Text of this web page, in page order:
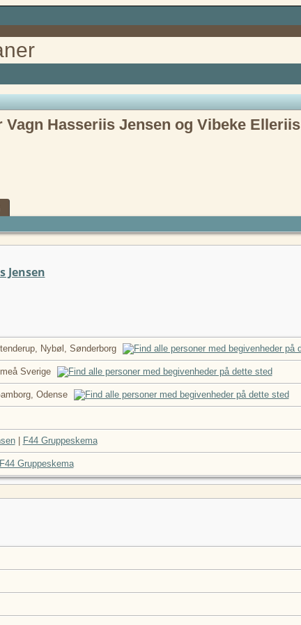
Hasseriis Jensen og Vibeke Elleriis
Jensen
Nybøl, Sønderborg
Sverige
Odense
| F44 Gruppeskema
F44 Gruppeskema